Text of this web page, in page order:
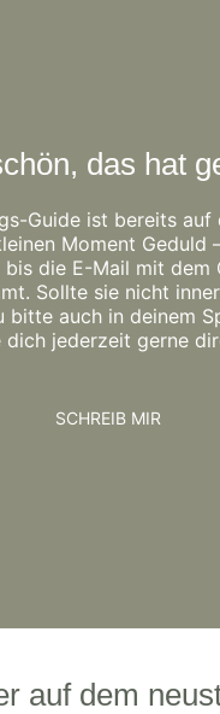
das hat
Guide ist bereits auf
Moment Geduld
bis die E-Mail mit dem
Sollte sie nicht
bitte auch in deinem
dich jederzeit gerne
SCHREIB MIR
auf dem